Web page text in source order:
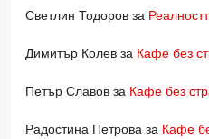
Светлин Тодоров за
Димитър Колев за Кафе без
Петър Славов за Кафе без
Радостина Петрова за Кафе